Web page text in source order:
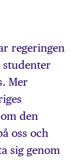
regeringen
studenter
Mer
den
oss och
sig genom